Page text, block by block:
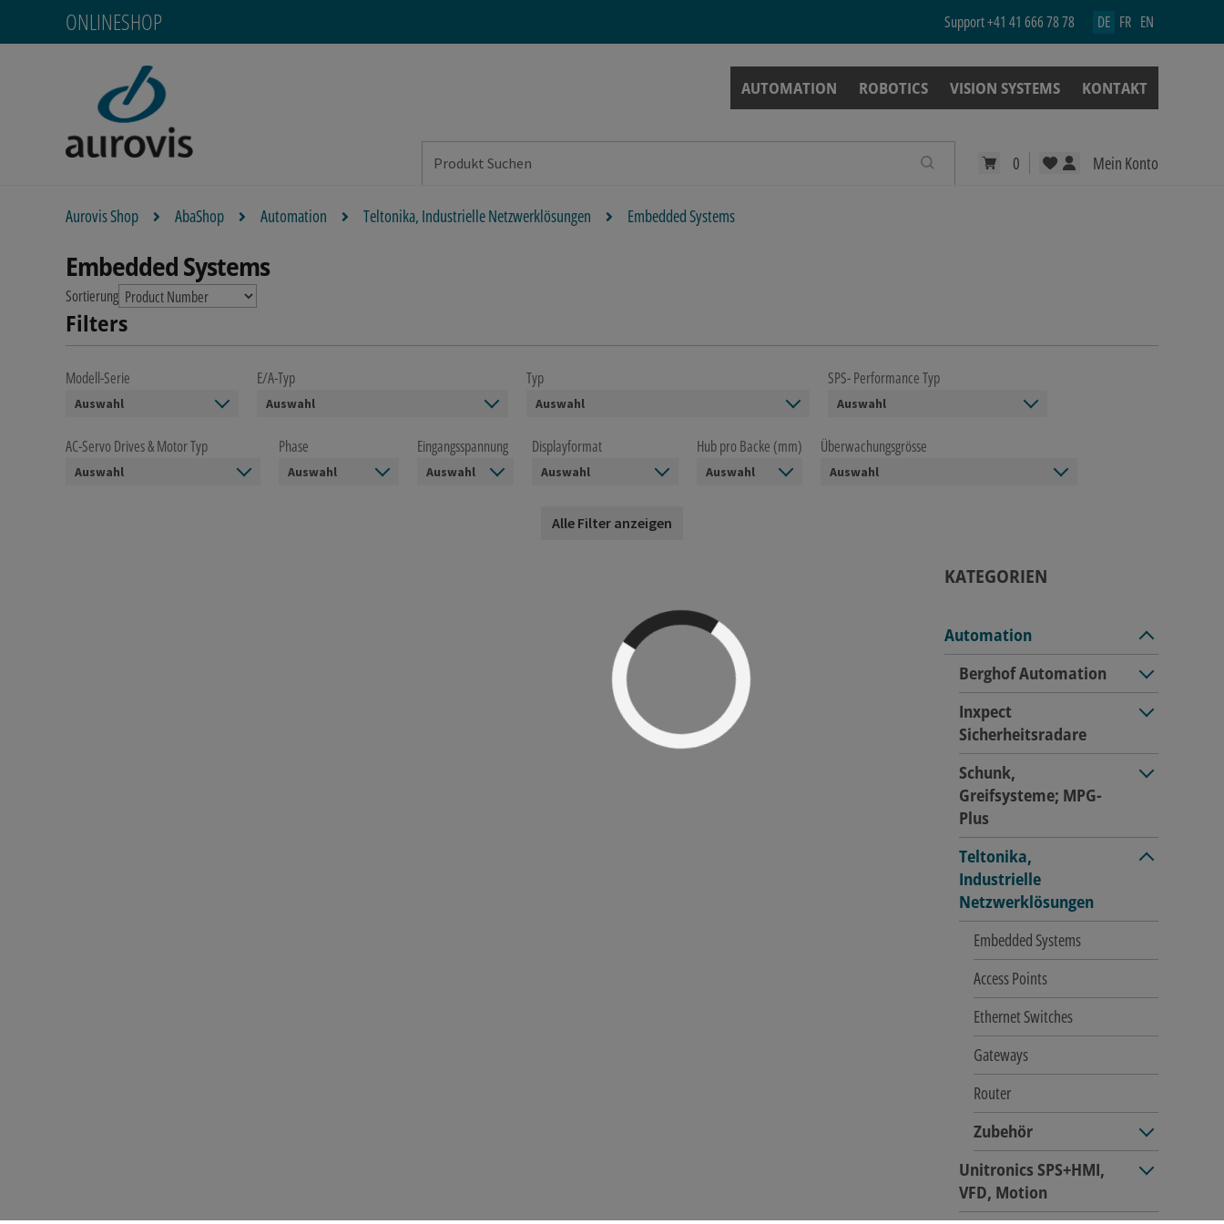
ONLINESHOP Support+41 41 666 78 78 DE FR EN
AUTOMATION ROBOTICS VISION SYSTEMS KONTAKT
0 Mein Konto
Aurovis Shop AbaShop Automation Teltonika, Industrielle Netzwerklösungen Embedded Systems
Embedded Systems
Sortierung
Filters
Modell-Serie E/A-Typ Typ SPS- Performance Typ
AC-Servo Drives & Motor Typ Phase Eingangsspannung Displayformat Hub pro Backe (mm) Überwachungsgrösse
Alle Filter anzeigen
KATEGORIEN
Automation
Berghof Automation
Inxpect
Sicherheitsradare
Schunk,
Greifsysteme; MPG-
Plus
Teltonika,
Industrielle
Netzwerklösungen
Embedded Systems
Access Points
Ethernet Switches
Gateways
Router
Zubehör
Unitronics SPS+HMI,
VFD, Motion